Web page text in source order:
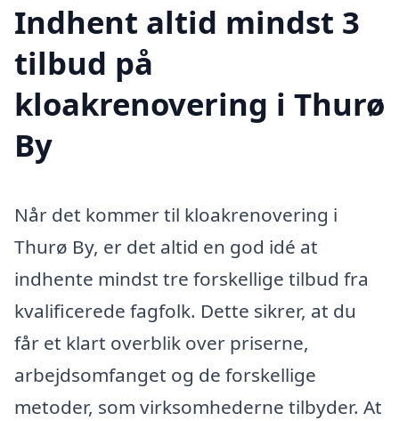
Indhent altid mindst 3
tilbud på
kloakrenovering i Thurø
By
Når det kommer til kloakrenovering i
Thurø By, er det altid en god idé at
indhente mindst tre forskellige tilbud fra
kvalificerede fagfolk. Dette sikrer, at du
får et klart overblik over priserne,
arbejdsomfanget og de forskellige
metoder, som virksomhederne tilbyder. At